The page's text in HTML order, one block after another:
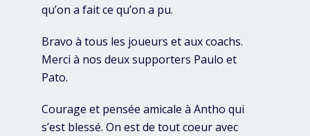
qu’on a fait ce qu’on a pu.
Bravo à tous les joueurs et aux coachs.
Merci à nos deux supporters Paulo et
Pato.
Courage et pensée amicale à Antho qui
s’est blessé. On est de tout coeur avec